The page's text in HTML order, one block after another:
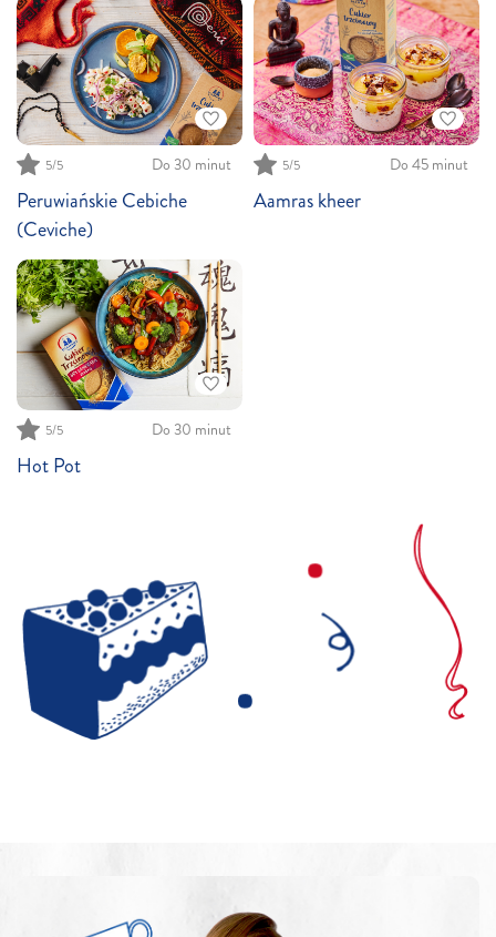
5/5 Do 30 minut
Peruwiańskie Cebiche
(Ceviche)
5/5 Do 45 minut
Aamras kheer
5/5 Do 30 minut
Hot Pot